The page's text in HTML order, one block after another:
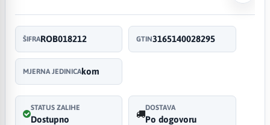
ŠIFRAROB018212 GTIN3165140028295
MJERNA JEDINICAkom
STATUS ZALIHE
Dostupno
DOSTAVA
Po dogovoru